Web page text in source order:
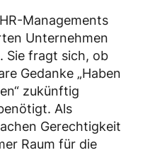
Managements
Unternehmen
Sie fragt sich, ob
Gedanke „Haben
zukünftig
Als
Gerechtigkeit
Raum für die